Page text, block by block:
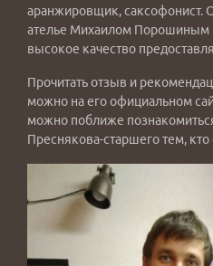
аранжировщик, саксофонист.
ателье Михаилом Порошиным
высокое качество
Прочитать отзыв и
можно на его официальном
можно поближе
Преснякова-старшего тем,